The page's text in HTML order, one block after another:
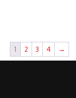
1 2 3 4 →